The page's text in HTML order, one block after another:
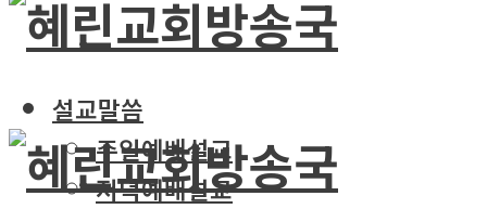
설교말씀
주일예배설교
저녁예배설교